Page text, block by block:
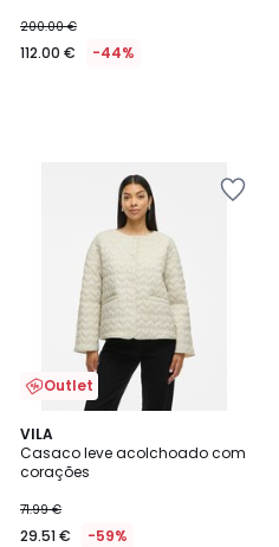
200.00 €
112.00 € -44%
Outlet
VILA
Casaco leve acolchoado com
corações
71.99 €
29.51 € -59%
4
/
5